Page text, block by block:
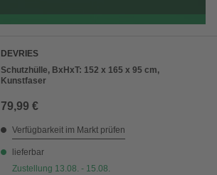
DEVRIES
Schutzhülle, BxHxT: 152 x 165 x 95 cm,
Kunstfaser
79,99 €
Verfügbarkeit im Markt prüfen
lieferbar
Zustellung 13.08. - 15.08.